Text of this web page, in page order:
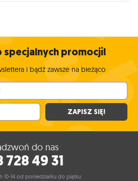
specjalnych promocji!
i bądź zawsze na bieżąco
ZAPISZ SIĘ!
do nas
728 49 31
10-14 od poniedziałku do piątku